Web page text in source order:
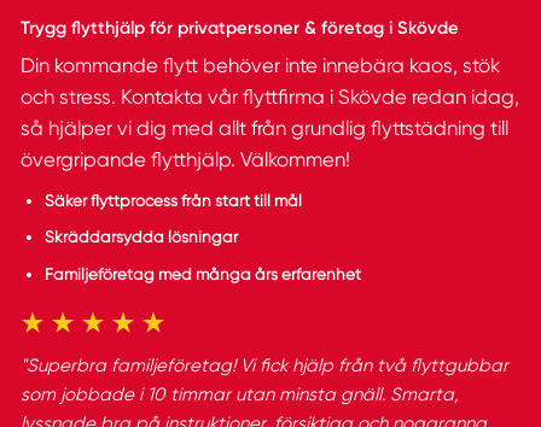
Trygg flytthjälp för privatpersoner & företag i Skövde
Din kommande flytt behöver inte innebära kaos, stök
och stress. Kontakta vår flyttfirma i Skövde redan idag,
så hjälper vi dig med allt från grundlig flyttstädning till
övergripande flytthjälp. Välkommen!
Säker flyttprocess från start till mål
Skräddarsydda lösningar
Familjeföretag med många års erfarenhet
"Superbra familjeföretag! Vi fick hjälp från två flyttgubbar
som jobbade i 10 timmar utan minsta gnäll. Smarta,